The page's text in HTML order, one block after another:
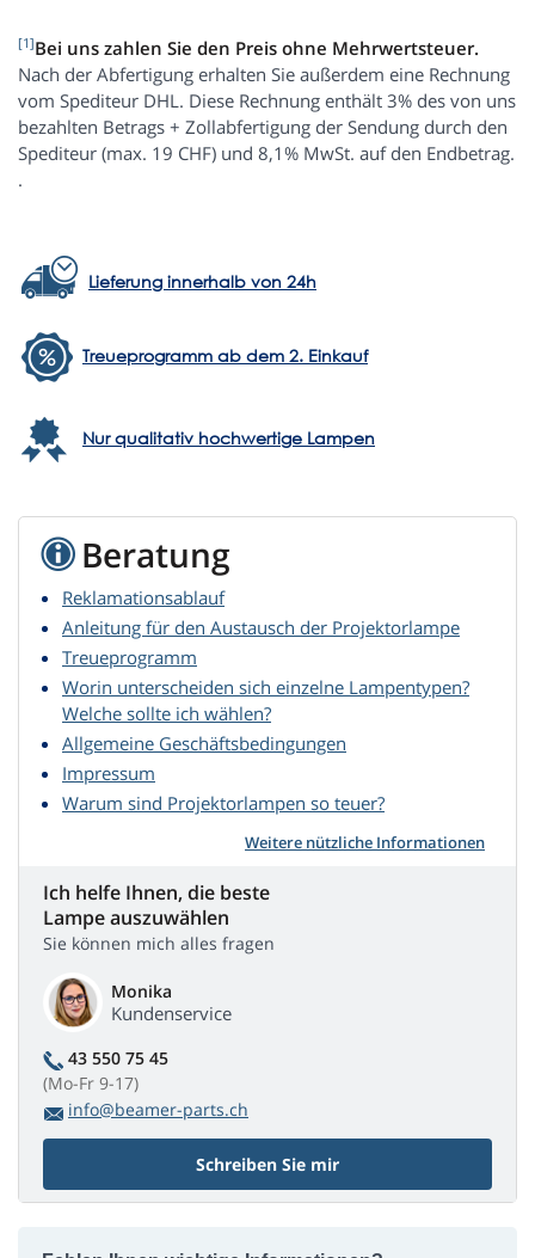
[1]Bei uns zahlen Sie den Preis ohne Mehrwertsteuer.
Nach der Abfertigung erhalten Sie außerdem eine Rechnung
vom Spediteur DHL. Diese Rechnung enthält 3% des von uns
bezahlten Betrags + Zollabfertigung der Sendung durch den
Spediteur (max. 19 CHF) und 8,1% MwSt. auf den Endbetrag.
.
Lieferung innerhalb von 24h
Treueprogramm ab dem 2. Einkauf
Nur qualitativ hochwertige Lampen
Beratung
Reklamationsablauf
Anleitung für den Austausch der Projektorlampe
Treueprogramm
Worin unterscheiden sich einzelne Lampentypen?
Welche sollte ich wählen?
Allgemeine Geschäftsbedingungen
Impressum
Warum sind Projektorlampen so teuer?
Weitere nützliche Informationen
Ich helfe Ihnen, die beste
Lampe auszuwählen
Sie können mich alles fragen
Monika
Kundenservice
43 550 75 45
(Mo-Fr 9-17)
info@beamer-parts.ch
Schreiben Sie mir